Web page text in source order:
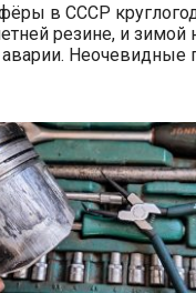
в СССР
резине, и зимой
Неочевидные